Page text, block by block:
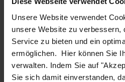
Unsere Website verwendet
unsere Website zu verbessern,
Service zu bieten und ein
ermöglichen. Hier können Sie
verwalten. Indem Sie auf
Sie sich damit einverstanden,
verkauft. Diese müssen separat
878598VPE4).
Produktmerkmale